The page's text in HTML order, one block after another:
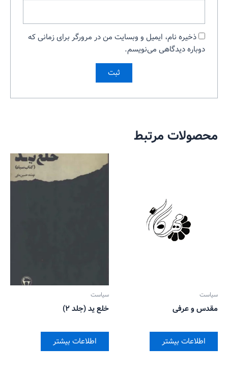
ذخیره نام، ایمیل و وبسایت من در مرورگر برای زمانی که
دوباره دیدگاهی می‌نویسم.
محصولات مرتبط
سیاست
مقدس و عرفی
اطلاعات بیشتر
سیاست
خلع ید (جلد ۲)
اطلاعات بیشتر